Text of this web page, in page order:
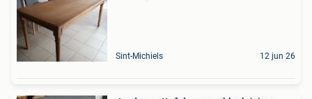
Sint-Michiels 12 jun 26